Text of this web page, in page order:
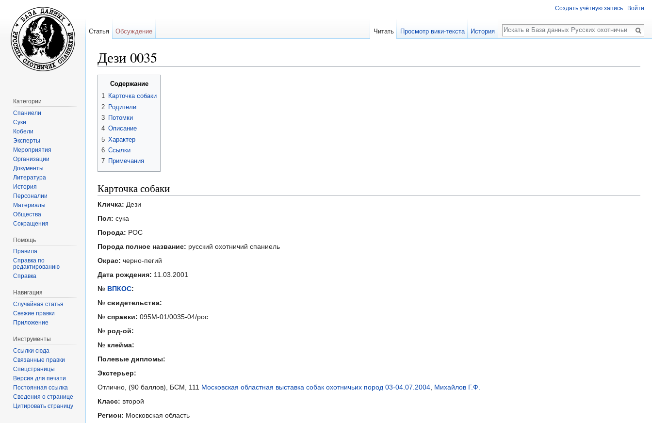
Дези 0035
Содержание
1 Карточка собаки
2 Родители
3 Потомки
4 Описание
5 Характер
6 Ссылки
7 Примечания
Карточка собаки
Кличка: Дези
Пол: сука
Порода: РОС
Порода полное название: русский охотничий спаниель
Окрас: черно-пегий
Дата рождения: 11.03.2001
№ ВПКОС:
№ свидетельства:
№ справки: 095М-01/0035-04/рос
№ род-ой:
№ клейма:
Полевые дипломы:
Экстерьер:
Отлично, (90 баллов), БСМ, 111 Московская областная выставка собак охотничьих пород 03-04.07.2004, Михайлов Г.Ф.
Класс: второй
Регион: Московская область
Создать учётную запись Войти
Статья Обсуждение Читать Просмотр вики-текста История
Поиск
Категории
Спаниели
Суки
Кобели
Эксперты
Мероприятия
Организации
Документы
Литература
История
Персоналии
Материалы
Общества
Сокращения
Помощь
Правила
Справка по
редактированию
Справка
Навигация
Случайная статья
Свежие правки
Приложение
Инструменты
Ссылки сюда
Связанные правки
Спецстраницы
Версия для печати
Постоянная ссылка
Сведения о странице
Цитировать страницу